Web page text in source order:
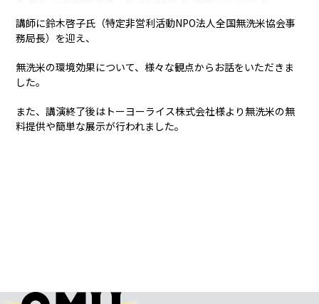
講師に鈴木啓子氏（特定非営利活動NPO法人全国無洗米協会事
務局長）を迎え、
無洗米の環境効果について、様々な観点からお話をいただきま
した。
また、講演終了後はトーヨーライス株式会社様より無洗米の無
料提供や簡単な展示が行われました。